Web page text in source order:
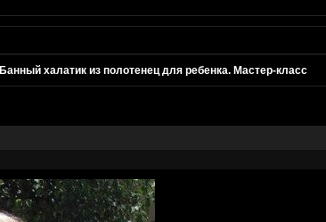
Банный халатик из полотенец для ребенка. Мастер-класс